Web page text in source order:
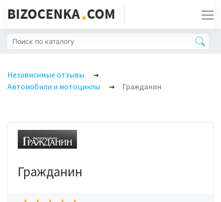
Независимые отзывы
Автомобили и мотоциклы
Гражданин
Гражданин